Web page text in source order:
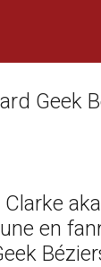
Geek
en